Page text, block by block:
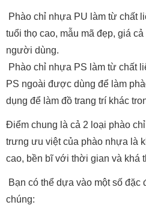
Phào chỉ nhựa PU làm từ chất
tuổi thọ cao, mẫu mã đẹp, giá
người dùng.
Phào chỉ nhựa PS làm từ chất
PS ngoài được dùng để làm
dụng để làm đồ trang trí khác
Điểm chung là cả 2 loại phào
trưng ưu việt của phào nhựa là
cao, bền bĩ với thời gian và khá
Bạn có thể dựa vào một số đặc
chúng: